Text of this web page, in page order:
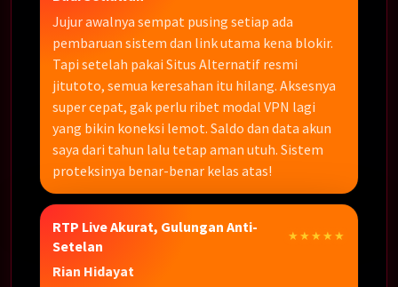
Jujur awalnya sempat pusing setiap ada
pembaruan sistem dan link utama kena blokir.
Tapi setelah pakai Situs Alternatif resmi
jitutoto, semua keresahan itu hilang. Aksesnya
super cepat, gak perlu ribet modal VPN lagi
yang bikin koneksi lemot. Saldo dan data akun
saya dari tahun lalu tetap aman utuh. Sistem
proteksinya benar-benar kelas atas!
RTP Live Akurat, Gulungan Anti-
Setelan
★★★★★
Rian Hidayat